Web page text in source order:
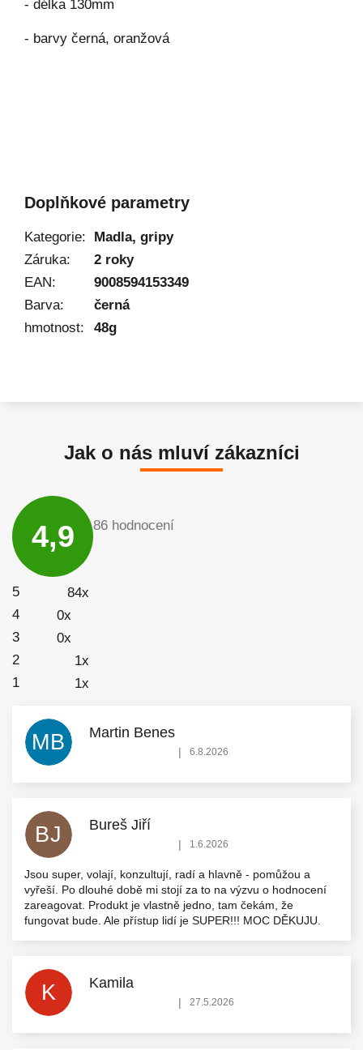
- délka 130mm
- barvy černá, oranžová
Doplňkové parametry
Kategorie:
Madla, gripy
Záruka:
2 roky
EAN:
9008594153349
Barva:
černá
hmotnost: 48g
Jak o nás mluví zákazníci
4,9
obchodu
je
86 hodnocení
5
84x
4
0x
3
0x
2
1x
1
1x
MB Martin Benes
Hodnocení obchodu je 5 z 5 hvězdiček.
| 6.8.2026
BJ Bureš Jiří
Hodnocení obchodu je 5 z 5 hvězdiček.
| 1.6.2026
Jsou super, volají, konzultují, radí a hlavně - pomůžou a
vyřeší. Po dlouhé době mi stojí za to na výzvu o hodnocení
zareagovat. Produkt je vlastně jedno, tam čekám, že
fungovat bude. Ale přístup lidí je SUPER!!! MOC DĚKUJU.
K Kamila
Hodnocení obchodu je 5 z 5 hvězdiček.
| 27.5.2026